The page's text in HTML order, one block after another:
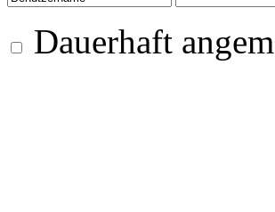
Dauerhaft